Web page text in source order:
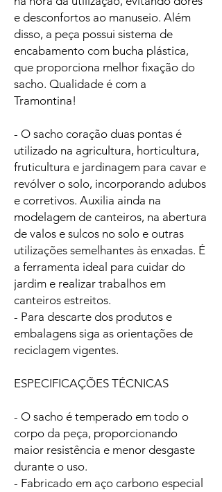
e desconfortos ao manuseio. Além
disso, a peça possui sistema de
encabamento com bucha plástica,
que proporciona melhor fixação do
sacho. Qualidade é com a
Tramontina!
- O sacho coração duas pontas é
utilizado na agricultura, horticultura,
fruticultura e jardinagem para cavar e
revólver o solo, incorporando adubos
e corretivos. Auxilia ainda na
modelagem de canteiros, na abertura
de valos e sulcos no solo e outras
utilizações semelhantes às enxadas. É
a ferramenta ideal para cuidar do
jardim e realizar trabalhos em
canteiros estreitos.
- Para descarte dos produtos e
embalagens siga as orientações de
reciclagem vigentes.
ESPECIFICAÇÕES TÉCNICAS
- O sacho é temperado em todo o
corpo da peça, proporcionando
maior resistência e menor desgaste
durante o uso.
- Fabricado em aço carbono especial